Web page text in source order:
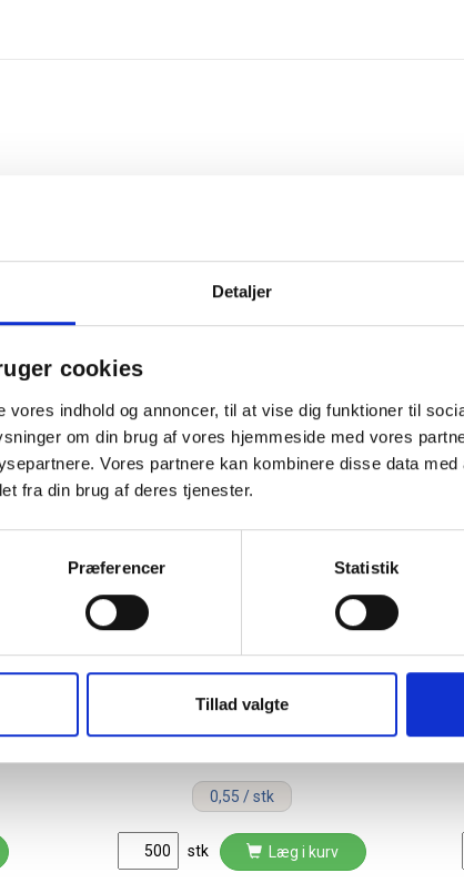
Detaljer
cookies
vores indhold og annoncer, til at vise dig funktioner til
om din brug af vores hjemmeside med vores
Vores partnere kan kombinere disse data
fra din brug af deres tjenester.
Præferencer Statistik
Tillad valgte
Relaterede produkter
LDPE/genanvendt plast
25x35cm hvid
0,55 / stk
stk Læg i kurv